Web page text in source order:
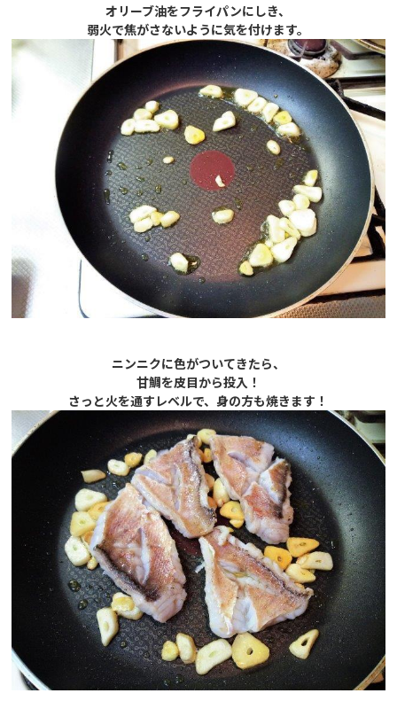
オリーブ油をフライパンにしき、
弱火で焦がさないように気を付けます。
ニンニクに色がついてきたら、
甘鯛を皮目から投入！
さっと火を通すレベルで、身の方も焼きます！